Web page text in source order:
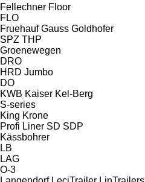
Fellechner Floor
FLO
Fruehauf Gauss Goldhofer
SPZ THP
Groenewegen
DRO
HRD Jumbo
DO
KWB Kaiser Kel-Berg
S-series
King Krone
Profi Liner SD SDP
Kässbohrer
LB
LAG
O-3